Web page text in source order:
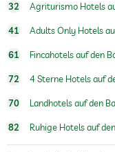
32 Agriturismo Hotels
41 Adults Only Hotels
61 Fincahotels auf den
72 4 Sterne Hotels auf
70 Landhotels auf den
82 Ruhige Hotels auf